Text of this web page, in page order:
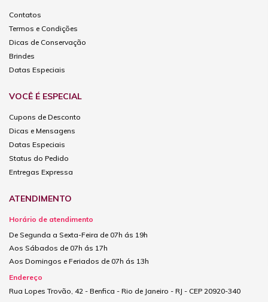
Contatos
Termos e Condições
Dicas de Conservação
Brindes
Datas Especiais
VOCÊ É ESPECIAL
Cupons de Desconto
Dicas e Mensagens
Datas Especiais
Status do Pedido
Entregas Expressa
ATENDIMENTO
Horário de atendimento
De Segunda a Sexta-Feira de 07h ás 19h
Aos Sábados de 07h ás 17h
Aos Domingos e Feriados de 07h ás 13h
Endereço
Rua Lopes Trovão, 42 - Benfica - Rio de Janeiro - RJ - CEP 20920-340